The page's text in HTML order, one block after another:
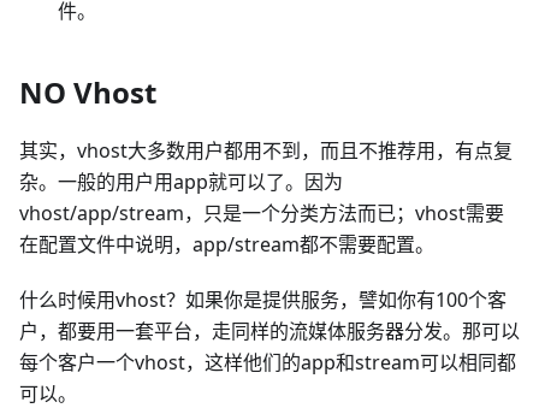
件。
NO Vhost
其实，vhost大多数用户都用不到，而且不推荐用，有点复
杂。一般的用户用app就可以了。因为
vhost/app/stream，只是一个分类方法而已；vhost需要
在配置文件中说明，app/stream都不需要配置。
什么时候用vhost？如果你是提供服务，譬如你有100个客
户，都要用一套平台，走同样的流媒体服务器分发。那可以
每个客户一个vhost，这样他们的app和stream可以相同都
可以。